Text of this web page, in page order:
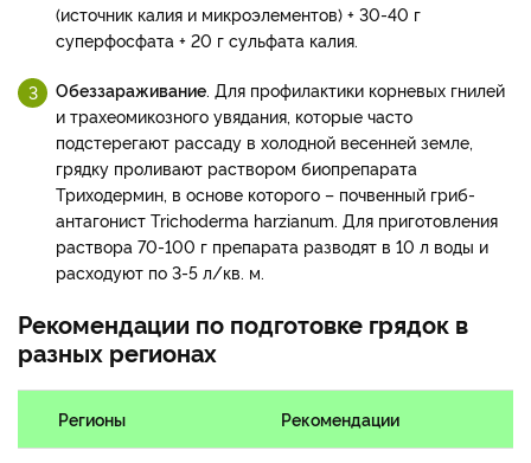
(источник калия и микроэлементов) + 30-40 г
суперфосфата + 20 г сульфата калия.
Обеззараживание. Для профилактики корневых гнилей
и трахеомикозного увядания, которые часто
подстерегают рассаду в холодной весенней земле,
грядку проливают раствором биопрепарата
Триходермин, в основе которого – почвенный гриб-
антагонист Trichoderma harzianum. Для приготовления
раствора 70-100 г препарата разводят в 10 л воды и
расходуют по 3-5 л/кв. м.
Рекомендации по подготовке грядок в
разных регионах
Регионы Рекомендации